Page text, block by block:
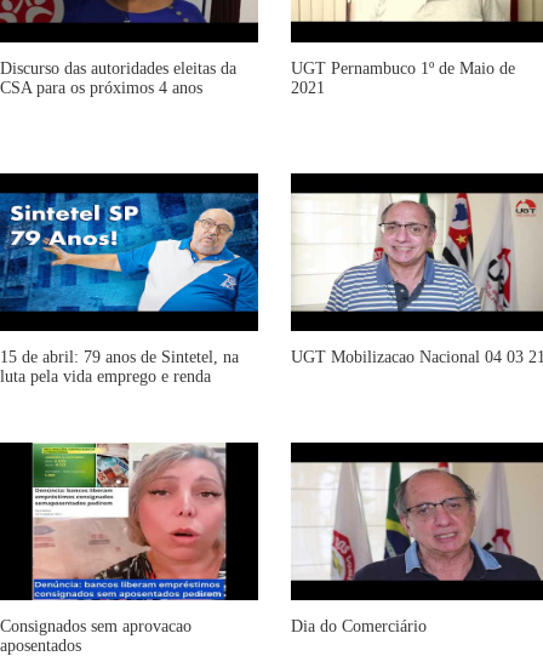
Discurso das autoridades eleitas da
CSA para os próximos 4 anos
UGT Pernambuco 1º de Maio de
2021
15 de abril: 79 anos de Sintetel, na
luta pela vida emprego e renda
UGT Mobilizacao Nacional 04 03
Consignados sem aprovacao
aposentados
Dia do Comerciário